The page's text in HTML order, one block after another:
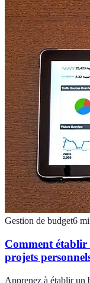
Gestion de budget6
Comment
projets
Apprenez à établir un